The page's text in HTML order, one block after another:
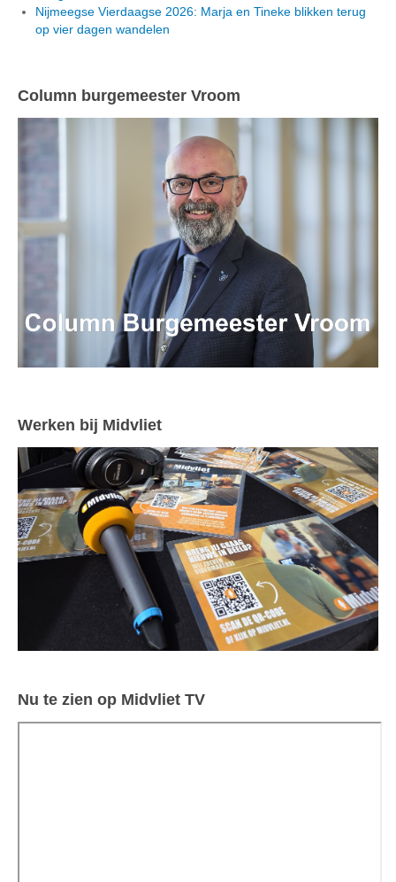
Nijmeegse Vierdaagse 2026: Marja en Tineke blikken terug
op vier dagen wandelen
Column burgemeester Vroom
Werken bij Midvliet
Nu te zien op Midvliet TV